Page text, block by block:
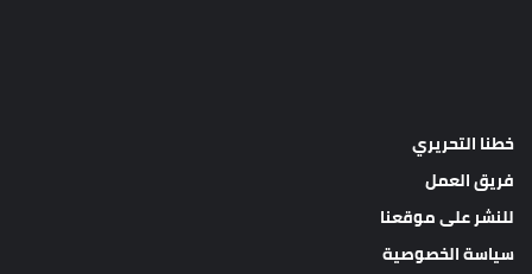
خطنا التحريري
فريق العمل
للنشر على موقعنا
سياسة الخصوصية